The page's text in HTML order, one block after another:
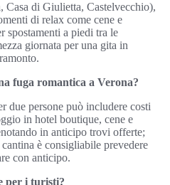
di Giulietta, Castelvecchio),
di relax come cene e
spostamenti a piedi tra le
giornata per una gita in
fuga romantica a Verona?
due persone può includere costi
in hotel boutique, cene e
in anticipo trovi offerte;
è consigliabile prevedere
con anticipo.
per i turisti?